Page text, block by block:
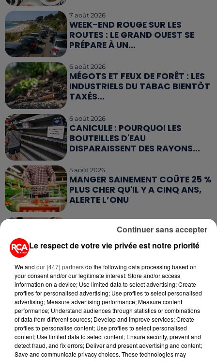
7 août 2026
WEEK-END ROUGE SUR LES
ROUTES : LE GRAND OUEST SE
PRÉPARE À UN...
6 août 2026
MÉGOTS ET FEUX DE FORÊT : LES
INDUSTRIELS DU TABAC BIENTÔT
TAXÉS...
6 août 2026
CANICULE : POURQUOI LES
BOUTEILLES D'EAU
DISPARAISSENT DES RAYONS...
5 août 2026
MANGER SAINEMENT COÛTE 25 %
PLUS CHER QU'IL Y A CINQ ANS,
ALERTE L’ONU
5 août 2026
QUELLES SONT LES MARQUES QUI
OFFRENT LE MEILLEUR RAPPORT...
RETROUVEZ TOUTE L'ACTU DE LA RÉGION ET
RECEVEZ LES ALERTES INFOS DE LA RÉDACTION
EN TÉLÉCHARGEANT L'APPLICATION MOBILE
RCA
Le respect de votre vie privée est notre priorité
We and our (447) partnersdo the following data processing based on
your consent and/or our legitimate interest: Store and/or access
information on a device; Use limited data to select advertising; Create
profiles for personalised advertising; Use profiles to select personalised
advertising; Measure advertising performance; Measure content
performance; Understand audiences through statistics or combinations
of data from different sources; Develop and improve services; Create
profiles to personalise content; Use profiles to select personalised
content; Use limited data to select content; Ensure security, prevent and
detect fraud, and fix errors; Deliver and present advertising and content;
Save and communicate privacy choices. These technologies may
Continuer sans accepter